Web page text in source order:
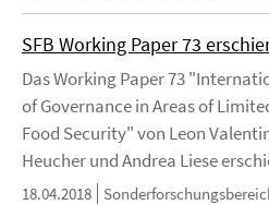
SFB Working Paper 73
Das Working Paper 73
of Governance in Areas of
Food Security" von Leon
Heucher und Andrea Liese
18.04.2018